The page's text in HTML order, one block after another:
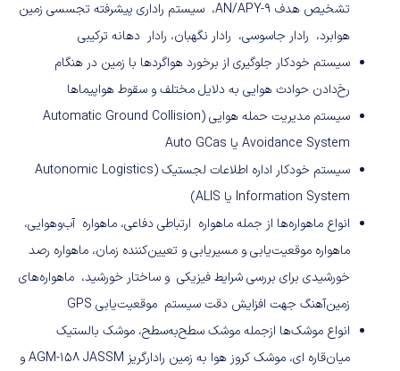
تشخیص هدف AN/APY-9، سیستم راداری پیشرفته تجسسی زمین
هوابرد، رادار جاسوسی، رادار نگهبان، رادار دهانه ترکیبی
سیستم خودکار جلوگیری از برخورد هواگردها با زمین در هنگام
رخ‌دادن حوادث هوایی به دلایل مختلف و سقوط هواپیماها
سیستم مدیریت حمله هوایی (Automatic Ground Collision
Avoidance System یا Auto GCas
سیستم خودکار اداره اطلاعات لجستیک (Autonomic Logistics
Information System یا ALIS)
انواع ماهواره‌ها از جمله ماهواره ارتباطی دفاعی، ماهواره آب‌وهوایی،
ماهواره موقعیت‌یابی و مسیریابی و تعیین‌کننده زمان، ماهواره رصد
خورشیدی برای بررسی شرایط فیزیکی و ساختار خورشید، ماهواره‌های
زمین‌آهنگ جهت افزایش دقت سیستم موقعیت‌یابی GPS
انواع موشک‌ها ازجمله موشک سطح‌به‌سطح، موشک بالستیک
میان‌قاره ای، موشک کروز هوا به زمین رادارگریز AGM-158 JASSM و